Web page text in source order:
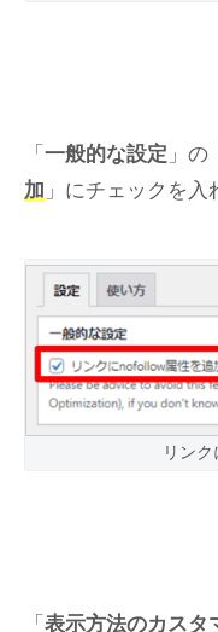
「 一般的な設定 」の
加 」にチェックを入
リン
「 表示方法のカスタ